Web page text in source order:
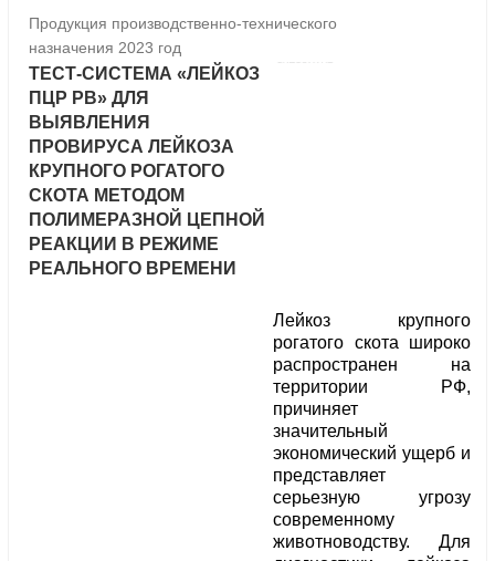
Продукция производственно-технического
назначения 2023 год
ТЕСТ-СИСТЕМА «ЛЕЙКОЗ
ПЦР РВ» ДЛЯ
ВЫЯВЛЕНИЯ
ПРОВИРУСА ЛЕЙКОЗА
КРУПНОГО РОГАТОГО
СКОТА МЕТОДОМ
ПОЛИМЕРАЗНОЙ ЦЕПНОЙ
РЕАКЦИИ В РЕЖИМЕ
РЕАЛЬНОГО ВРЕМЕНИ
Лейкоз крупного
рогатого скота широко
распространен на
территории РФ,
причиняет
значительный
экономический ущерб и
представляет
серьезную угрозу
современному
животноводству. Для